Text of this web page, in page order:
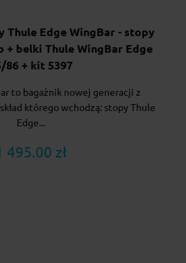
Thule Edge WingBar - stopy
+ belki Thule WingBar Edge
86 + kit 5397
to bagażnik nowej generacji z
którego wchodzą: stopy Thule
Edge...
495.00 zł